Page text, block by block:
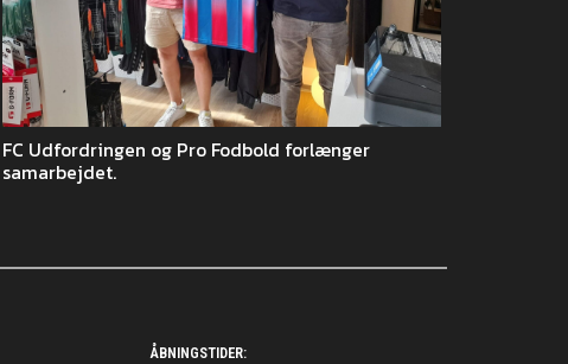
FC Udfordringen og Pro Fodbold forlænger
samarbejdet.
ÅBNINGSTIDER: